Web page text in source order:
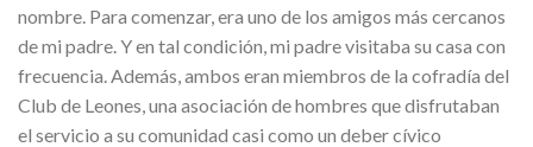
nombre. Para comenzar, era uno de los amigos más cercanos
de mi padre. Y en tal condición, mi padre visitaba su casa con
frecuencia. Además, ambos eran miembros de la cofradía del
Club de Leones, una asociación de hombres que disfrutaban
el servicio a su comunidad casi como un deber cívico